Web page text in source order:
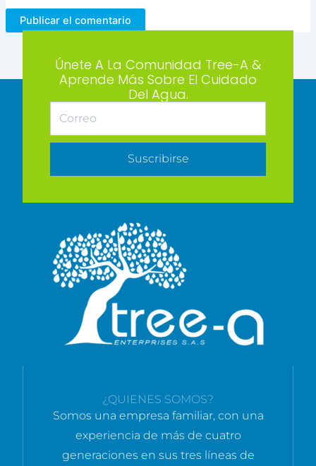
Únete A La Comunidad Tree-A &
Aprende Más Sobre El Cuidado
Del Agua.
Suscribirse
¿QUIENES SOMOS?
Somos una empresa familiar, con una
experiencia de más de cuatro
generaciones en sus tres líneas de